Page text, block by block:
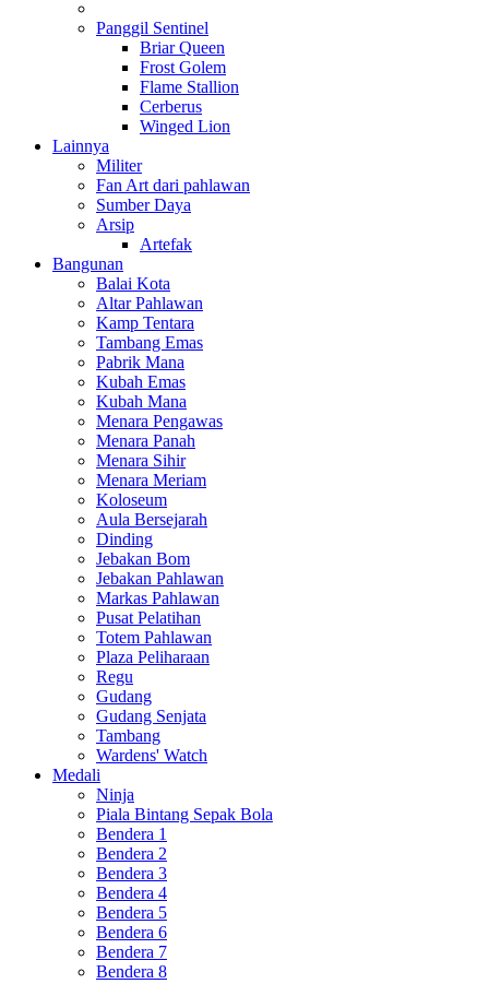
Panggil Sentinel
Briar Queen
Frost Golem
Flame Stallion
Cerberus
Winged Lion
Lainnya
Militer
Fan Art dari pahlawan
Sumber Daya
Arsip
Artefak
Bangunan
Balai Kota
Altar Pahlawan
Kamp Tentara
Tambang Emas
Pabrik Mana
Kubah Emas
Kubah Mana
Menara Pengawas
Menara Panah
Menara Sihir
Menara Meriam
Koloseum
Aula Bersejarah
Dinding
Jebakan Bom
Jebakan Pahlawan
Markas Pahlawan
Pusat Pelatihan
Totem Pahlawan
Plaza Peliharaan
Regu
Gudang
Gudang Senjata
Tambang
Wardens' Watch
Medali
Ninja
Piala Bintang Sepak Bola
Bendera 1
Bendera 2
Bendera 3
Bendera 4
Bendera 5
Bendera 6
Bendera 7
Bendera 8